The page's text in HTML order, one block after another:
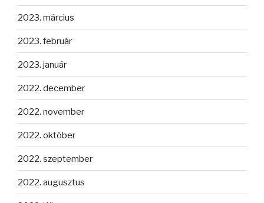
2023. március
2023. február
2023. január
2022. december
2022. november
2022. október
2022. szeptember
2022. augusztus